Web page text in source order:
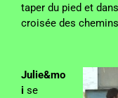
taper du pied et
croisée des
Julie&mo
i se